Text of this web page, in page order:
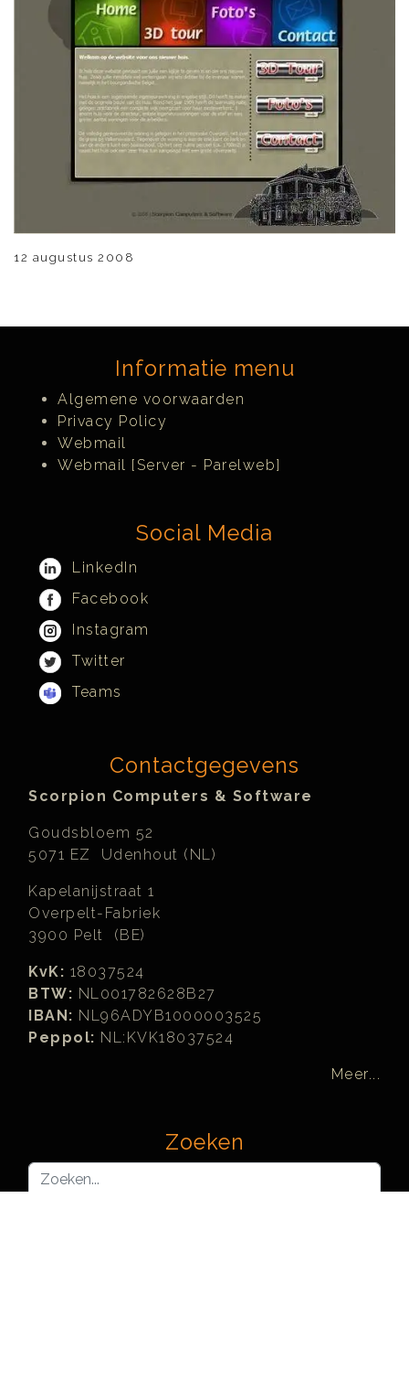
12 augustus 2008
Informatie menu
Algemene voorwaarden
Privacy Policy
Webmail
Webmail [Server - Parelweb]
Social Media
LinkedIn
Facebook
Instagram
Twitter
Teams
Contactgegevens
Scorpion Computers & Software
Goudsbloem 52
5071 EZ Udenhout (NL)
Kapelanijstraat 1
Overpelt-Fabriek
3900 Pelt (BE)
KvK: 18037524
BTW: NL001782628B27
IBAN: NL96ADYB1000003525
Peppol: NL:KVK18037524
Meer...
Zoeken
Zoeken...